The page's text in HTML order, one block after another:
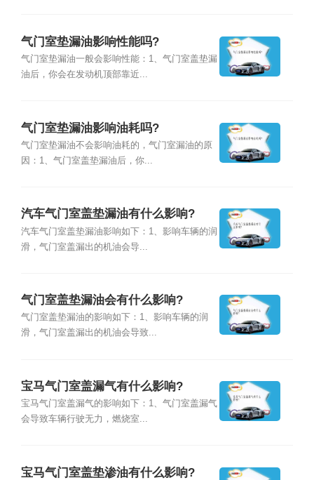
气门室垫漏油影响性能吗?
气门室垫漏油一般会影响性能：1、气门室盖垫漏
油后，你会在发动机顶部靠近...
气门室垫漏油影响油耗吗?
气门室垫漏油不会影响油耗的，气门室漏油的原
因：1、气门室盖垫漏油后，你...
汽车气门室盖垫漏油有什么影响?
汽车气门室盖垫漏油影响如下：1、影响车辆的润
滑，气门室盖漏出的机油会导...
气门室盖垫漏油会有什么影响?
气门室盖垫漏油的影响如下：1、影响车辆的润
滑，气门室盖漏出的机油会导致...
宝马气门室盖漏气有什么影响?
宝马气门室盖漏气的影响如下：1、气门室盖漏气
会导致车辆行驶无力，燃烧室...
宝马气门室盖垫渗油有什么影响?